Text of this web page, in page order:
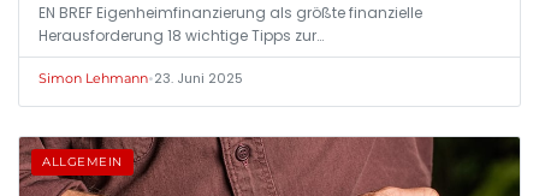
EN BREF Eigenheimfinanzierung als größte finanzielle
Herausforderung 18 wichtige Tipps zur…
Simon Lehmann•23. Juni 2025
ALLGEMEIN